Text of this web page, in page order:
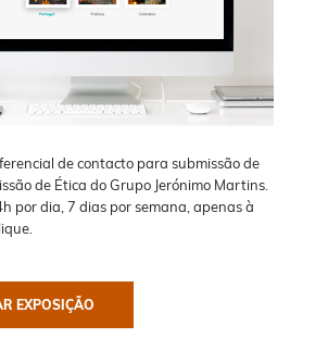
de contacto para submissão de
de Ética do Grupo Jerónimo Martins.
por dia, 7 dias por semana, apenas à
EXPOSIÇÃO